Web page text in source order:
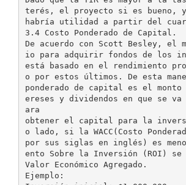
terés, el proyecto si es bueno,
habría utilidad a partir del
3.4 Costo Ponderado de Capital.
De acuerdo con Scott Besley, el
io para adquirir fondos de los
está basado en el rendimiento
o por estos últimos. De esta
ponderado de capital es el
ereses y dividendos en que se
ara
obtener el capital para la
o lado, si la WACC(Costo
por sus siglas en inglés) es
ento Sobre la Inversión (ROI)
Valor Económico Agregado.
Ejemplo: